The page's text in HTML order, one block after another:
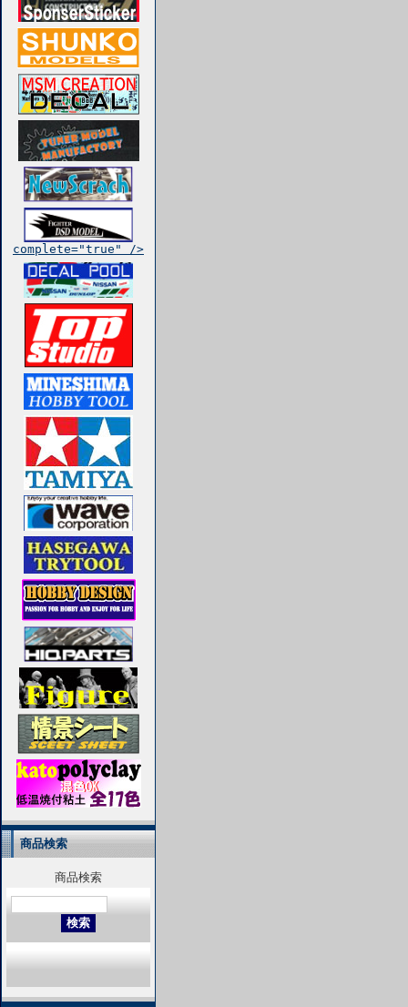
complete="true" />
商品検索
商品検索